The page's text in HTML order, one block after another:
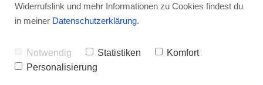
Symptome erkennen - Inkl.
Widerrufslink und mehr Informationen zu Cookies findest du
in meiner Datenschutzerklärung.
Notwendig Statistiken
Komfort
Personalisierung